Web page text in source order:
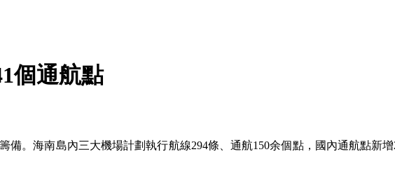
個通航點
。海南島內三大機場計劃執行航線294條、通航150余個點，國內通航點新